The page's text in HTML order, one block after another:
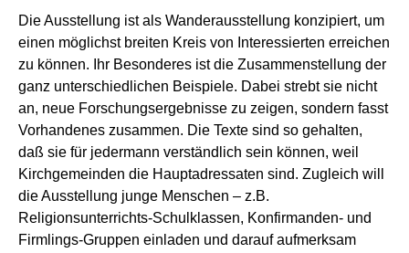
Die Ausstellung ist als Wanderausstellung konzipiert, um
einen möglichst breiten Kreis von Interessierten erreichen
zu können. Ihr Besonderes ist die Zusammenstellung der
ganz unterschiedlichen Beispiele. Dabei strebt sie nicht
an, neue Forschungsergebnisse zu zeigen, sondern fasst
Vorhandenes zusammen. Die Texte sind so gehalten,
daß sie für jedermann verständlich sein können, weil
Kirchgemeinden die Hauptadressaten sind. Zugleich will
die Ausstellung junge Menschen – z.B.
Religionsunterrichts-Schulklassen, Konfirmanden- und
Firmlings-Gruppen einladen und darauf aufmerksam